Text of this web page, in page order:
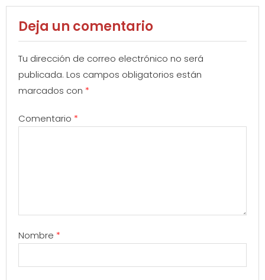
Deja un comentario
Tu dirección de correo electrónico no será
publicada. Los campos obligatorios están
marcados con *
Comentario *
Nombre *